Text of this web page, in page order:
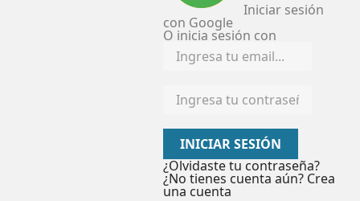
Iniciar sesión
con Google
O inicia sesión con
INICIAR SESIÓN
¿Olvidaste tu contraseña?
¿No tienes cuenta aún? Crea
una cuenta